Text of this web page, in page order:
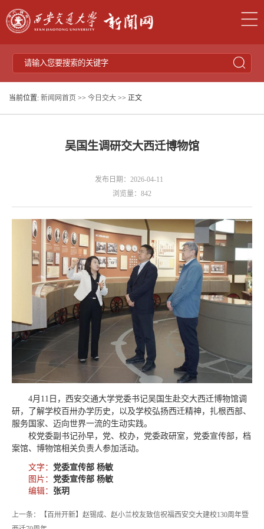
当前位置: 新闻网首页 >> 今日交大 >> 正文
吴国生调研交大西迁博物馆
发布日期：2026-04-11
浏览量： 842
4月11日，西安交通大学党委书记吴国生赴交大西迁博物馆调
研，了解学校百卅办学历史，以及学校弘扬西迁精神，扎根西部、
服务国家、迈向世界一流的生动实践。
校党委副书记孙早，党、校办，党委政研室，党委宣传部，档
案馆、博物馆相关负责人参加活动。
文字： 党委宣传部 杨敏
图片： 党委宣传部 杨敏
编辑： 张玥
上一条：【百卅开新】赵锡成、赵小兰校友致信祝福西安交大建校130周年暨